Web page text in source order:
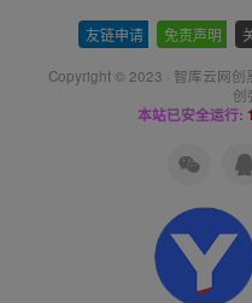
友链申请 免责声明
Copyright © 2023 · 智库云网创
创
本站已安全运行: